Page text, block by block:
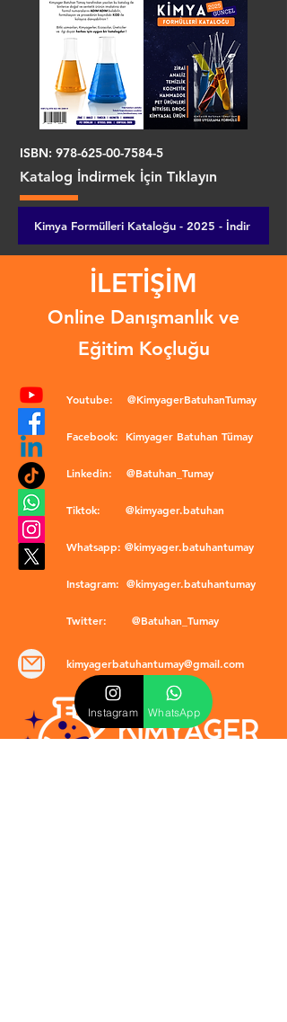
ISBN: 978-625-00-7584-5
Katalog İndirmek İçin Tıklayın
Kimya Formülleri Kataloğu - 2025 - İndir
İLETİŞİM
Online Danışmanlık ve
Eğitim Koçluğu
Youtube: @KimyagerBatuhanTumay
Facebook: Kimyager Batuhan Tümay
Linkedin: @Batuhan_Tumay
Tiktok: @kimyager.batuhan
Whatsapp: @kimyager.batuhantumay
Instagram: @kimyager.batuhantumay
Twitter: @Batuhan_Tumay
kimyagerbatuhantumay@gmail.com
Instagram WhatsApp